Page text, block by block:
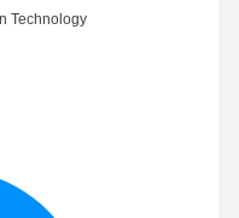
Technology